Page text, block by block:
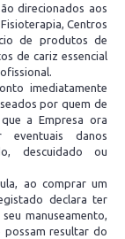
direcionados aos
Centros
de produtos de
de cariz essencial
imediatamente
por quem de
a Empresa ora
eventuais danos
descuidado ou
ao comprar um
declara ter
manuseamento,
possam resultar do